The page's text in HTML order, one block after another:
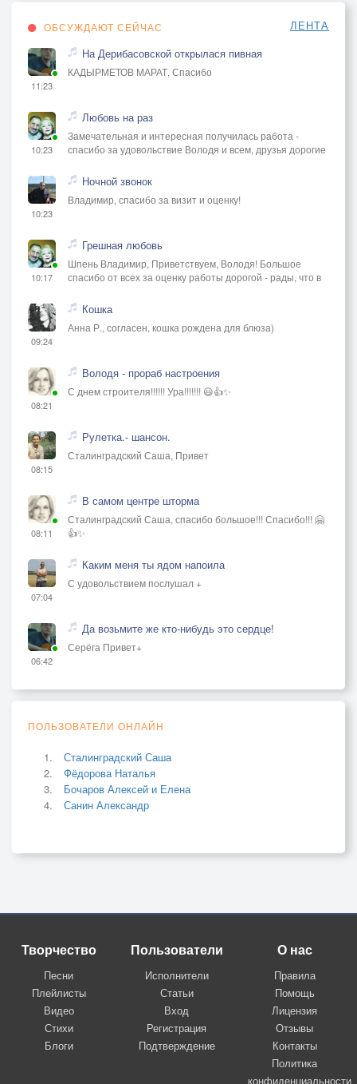
ОБСУЖДАЮТ СЕЙЧАС ЛЕНТА
11:23
На Дерибасовской открылася пивная
КАДЫРМЕТОВ МАРАТ, Спасибо
10:23
Любовь на раз
Замечательная и интересная получилась работа -
спасибо за удовольствие Володя и всем, друзья дорогие
10:23
Ночной звонок
Владимир, спасибо за визит и оценку!
10:17
Грешная любовь
Шпень Владимир, Приветствуем, Володя! Большое
спасибо от всех за оценку работы дорогой - рады, что в
09:24
Кошка
Анна Р., согласен, кошка рождена для блюза)
08:21
Володя - прораб настроения
С днем строителя!!!!!! Ура!!!!!!! 😃👍✨
08:15
Рулетка.- шансон.
Сталинградский Саша, Привет
08:11
В самом центре шторма
Сталинградский Саша, спасибо большое!!! Спасибо!!! 🤗
👍✨
07:04
Каким меня ты ядом напоила
С удовольствием послушал +
06:42
Да возьмите же кто-нибудь это сердце!
Серёга Привет+
ПОЛЬЗОВАТЕЛИ ОНЛАЙН
Сталинградский Саша
Фёдорова Наталья
Бочаров Алексей и Елена
Санин Александр
Творчество
Песни
Плейлисты
Видео
Стихи
Блоги
Пользователи
Исполнители
Статьи
Вход
Регистрация
Подтверждение
О нас
Правила
Помощь
Лицензия
Отзывы
Контакты
Политика
конфиденциальности